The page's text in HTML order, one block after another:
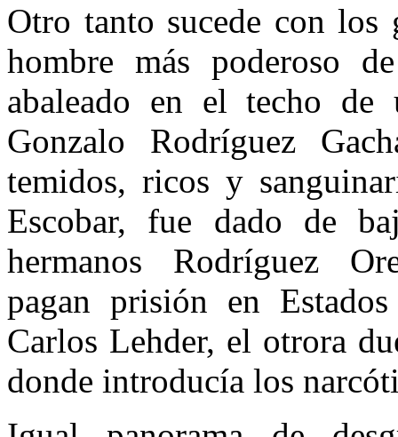
Otro tanto sucede con los
hombre más poderoso
abaleado en el techo de
Gonzalo Rodríguez
temidos, ricos y
Escobar, fue dado de
hermanos Rodríguez
pagan prisión en
Carlos Lehder, el otrora
donde introducía los